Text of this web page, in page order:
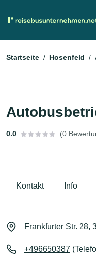
Startseite Hosenfeld
0.0 (0
Kontakt Info
Frankfurter Str. 28,
+496650387